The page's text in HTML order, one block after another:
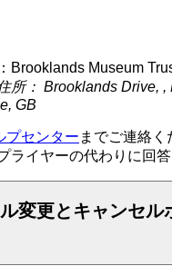
Brooklands Museum
所： Brooklands Drive, ,
GB
プセンター までご連絡く
ライヤーの代わりに回
変更とキャンセル